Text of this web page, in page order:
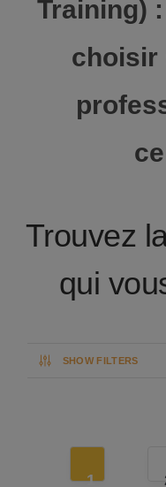
Training)
choisir
Trouvez
qui
SHOW FILTERS
1